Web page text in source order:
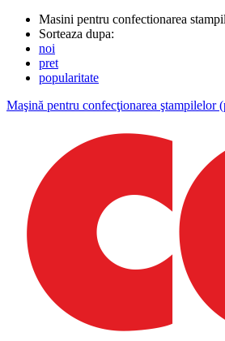
Masini pentru confectionarea
Sorteaza dupa:
noi
pret
popularitate
Maşină pentru confecţionarea ştampilelor